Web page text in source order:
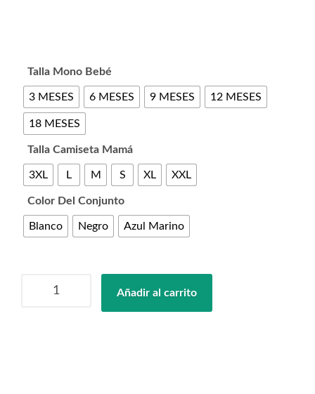
Talla Mono Bebé
3 MESES 6 MESES 9 MESES 12 MESES
18 MESES
Talla Camiseta Mamá
3XL L M S XL XXL
Color Del Conjunto
Blanco Negro Azul Marino
Añadir al carrito